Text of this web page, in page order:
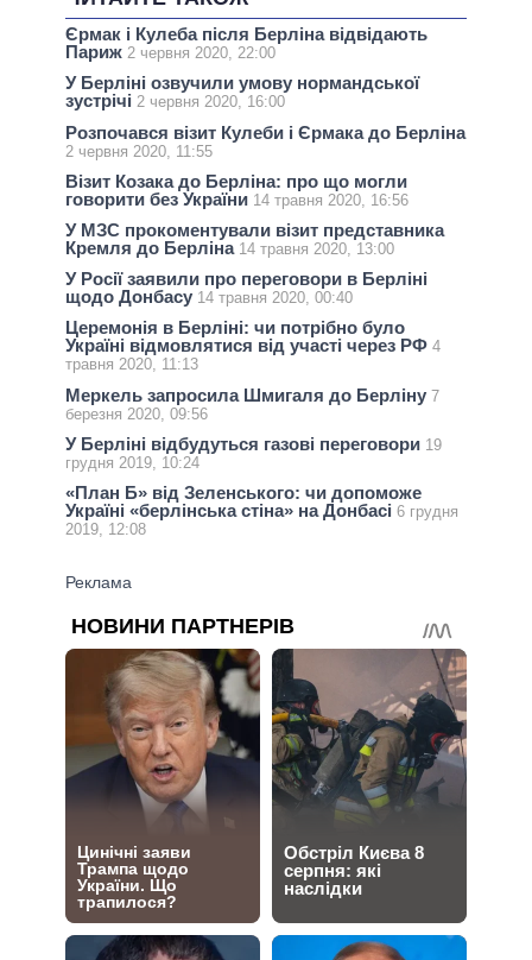
Єрмак і Кулеба після Берліна відвідають
Париж 2 червня 2020, 22:00
У Берліні озвучили умову нормандської
зустрічі 2 червня 2020, 16:00
Розпочався візит Кулеби і Єрмака до Берліна
2 червня 2020, 11:55
Візит Козака до Берліна: про що могли
говорити без України 14 травня 2020, 16:56
У МЗС прокоментували візит представника
Кремля до Берліна 14 травня 2020, 13:00
У Росії заявили про переговори в Берліні
щодо Донбасу 14 травня 2020, 00:40
Церемонія в Берліні: чи потрібно було
Україні відмовлятися від участі через РФ 4
травня 2020, 11:13
Меркель запросила Шмигаля до Берліну 7
березня 2020, 09:56
У Берліні відбудуться газові переговори 19
грудня 2019, 10:24
«План Б» від Зеленського: чи допоможе
Україні «берлінська стіна» на Донбасі 6 грудня
2019, 12:08